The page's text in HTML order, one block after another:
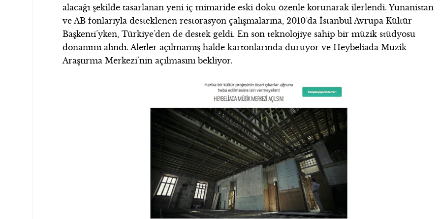
alacağı şekilde tasarlanan yeni iç mimaride eski doku özenle korunarak ilerlendi. Yunanistan
ve AB fonlarıyla desteklenen restorasyon çalışmalarına, 2010’da İstanbul Avrupa Kültür
Başkenti’yken, Türkiye’den de destek geldi. En son teknolojiye sahip bir müzik stüdyosu
donanımı alındı. Aletler açılmamış halde kartonlarında duruyor ve Heybeliada Müzik
Araştırma Merkezi’nin açılmasını bekliyor.